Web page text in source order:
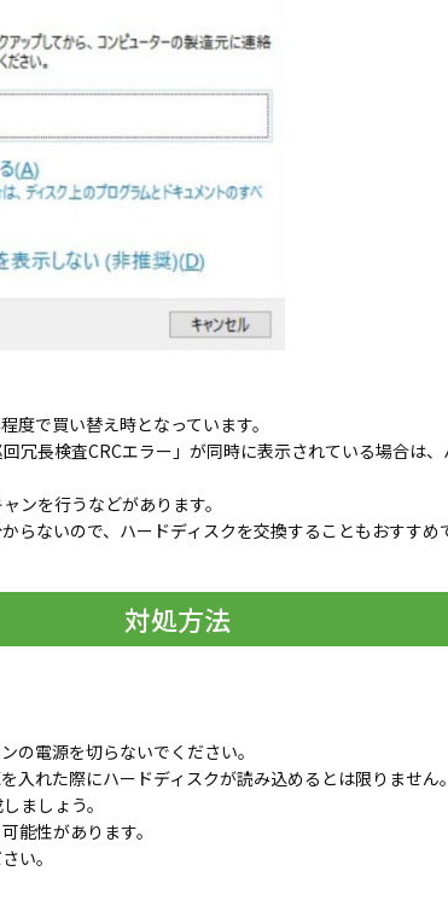
度で買い替え時となっています。
冗長検査CRCエラー」が同時に表示されている場合は
ンを行うなどがあります。
らないので、ハードディスクを交換することもおすすめ
対処方法
の電源を切らないでください。
入れた際にハードディスクが読み込めるとは限りません。
ましょう。
能性があります。
い。